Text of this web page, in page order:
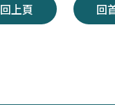
回上頁 回